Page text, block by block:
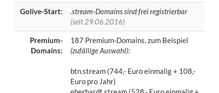
Golive-Start:
.stream-Domains sind frei registrierbar
(seit 29.06.2016)
Premium-
Domains:
187 Premium-Domains, zum Beispiel
(zufällige Auswahl):
btn.stream (744,- Euro einmalig + 108,-
Euro pro Jahr)